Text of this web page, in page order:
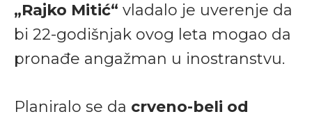
„Rajko Mitić“ vladalo je uverenje da
bi 22-godišnjak ovog leta mogao da
pronađe angažman u inostranstvu.
Planiralo se da crveno-beli od